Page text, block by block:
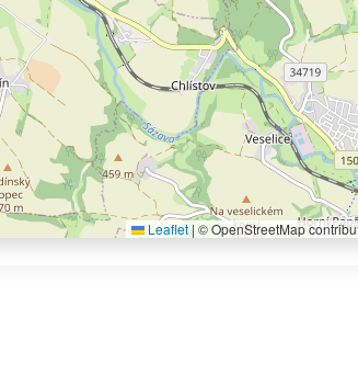
Leaflet | © OpenStreetMap